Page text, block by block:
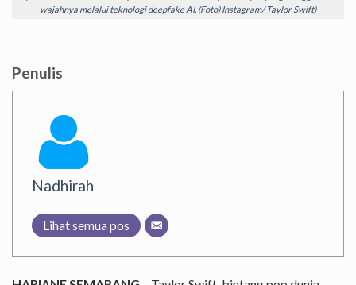
wajahnya melalui teknologi deepfake AI. (Foto) Instagram/ Taylor Swift)
Penulis
Nadhirah
Lihat semua pos